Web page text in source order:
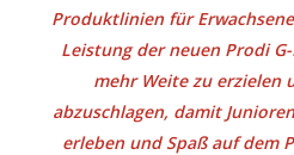
Produktlinien für
Leistung der neuen Prodi
mehr Weite zu erzielen
abzuschlagen, damit
erleben und Spaß auf dem